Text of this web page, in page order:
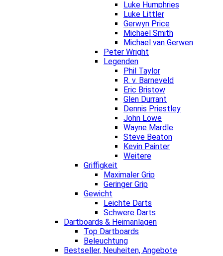
Luke Humphries
Luke Littler
Gerwyn Price
Michael Smith
Michael van Gerwen
Peter Wright
Legenden
Phil Taylor
R. v. Barneveld
Eric Bristow
Glen Durrant
Dennis Priestley
John Lowe
Wayne Mardle
Steve Beaton
Kevin Painter
Weitere
Griffigkeit
Maximaler Grip
Geringer Grip
Gewicht
Leichte Darts
Schwere Darts
Dartboards & Heimanlagen
Top Dartboards
Beleuchtung
Bestseller, Neuheiten, Angebote